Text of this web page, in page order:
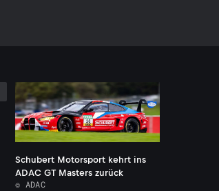
Schubert Motorsport kehrt ins
ADAC GT Masters zurück
© ADAC